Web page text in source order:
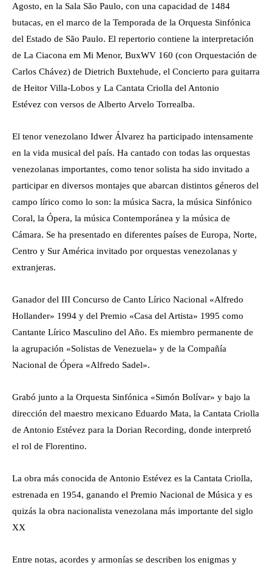
Agosto, en la Sala São Paulo, con una capacidad de 1484
butacas, en el marco de la Temporada de la Orquesta Sinfónica
del Estado de São Paulo. El repertorio contiene la interpretación
de La Ciacona em Mi Menor, BuxWV 160 (con Orquestación de
Carlos Chávez) de Dietrich Buxtehude, el Concierto para guitarra
de Heitor Villa-Lobos y La Cantata Criolla del Antonio
Estévez con versos de Alberto Arvelo Torrealba.
El tenor venezolano Idwer Álvarez ha participado intensamente
en la vida musical del país. Ha cantado con todas las orquestas
venezolanas importantes, como tenor solista ha sido invitado a
participar en diversos montajes que abarcan distintos géneros del
campo lírico como lo son: la música Sacra, la música Sinfónico
Coral, la Ópera, la música Contemporánea y la música de
Cámara. Se ha presentado en diferentes países de Europa, Norte,
Centro y Sur América invitado por orquestas venezolanas y
extranjeras.
Ganador del III Concurso de Canto Lírico Nacional «Alfredo
Hollander» 1994 y del Premio «Casa del Artista» 1995 como
Cantante Lírico Masculino del Año. Es miembro permanente de
la agrupación «Solistas de Venezuela» y de la Compañía
Nacional de Ópera «Alfredo Sadel».
Grabó junto a la Orquesta Sinfónica «Simón Bolívar» y bajo la
dirección del maestro mexicano Eduardo Mata, la Cantata Criolla
de Antonio Estévez para la Dorian Recording, donde interpretó
el rol de Florentino.
La obra más conocida de Antonio Estévez es la Cantata Criolla,
estrenada en 1954, ganando el Premio Nacional de Música y es
quizás la obra nacionalista venezolana más importante del siglo
XX
Entre notas, acordes y armonías se describen los enigmas y